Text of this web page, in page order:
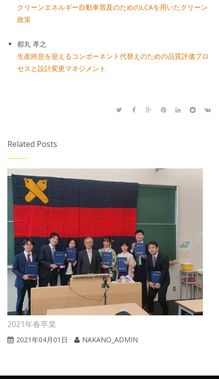
クリーンエネルギー自動車普及のためのLCAを用いたグリーン
政策
都丸 孝之
生産終息を迎えるコンポーネント代替えのための品質評価プロ
セスと設計変更マネジメント
Related Posts
2021年春卒業
2021年04月01日 NAKANO_ADMIN